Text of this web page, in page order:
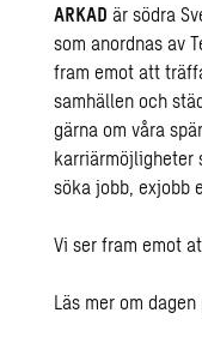
ARKAD är södra
som anordnas av
fram emot att
samhällen och
gärna om våra
karriärmöjligheter
söka jobb, exjobb
Vi ser fram emot
Läs mer om